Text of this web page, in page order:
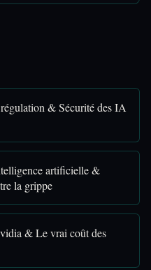
& Sécurité des IA
artificielle &
la grippe
& Le vrai coût des